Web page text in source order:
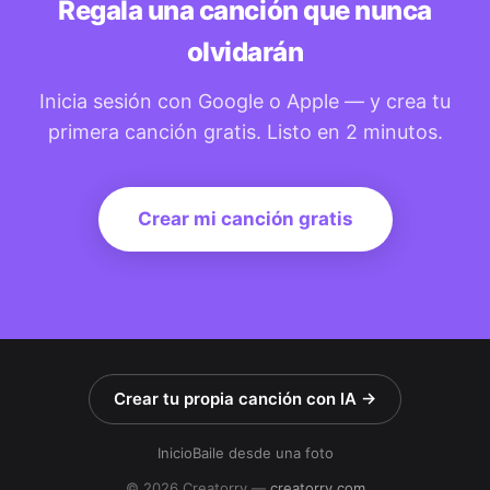
Regala una canción que nunca
olvidarán
Inicia sesión con Google o Apple — y crea tu
primera canción gratis. Listo en 2 minutos.
Crear mi canción gratis
Crear tu propia canción con IA →
InicioBaile desde una foto